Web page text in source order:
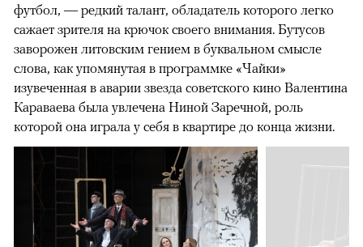
футбол, — редкий талант, обладатель которого легко
сажает зрителя на крючок своего внимания. Бутусов
заворожен литовским гением в буквальном смысле
слова, как упомянутая в программке «Чайки»
изувеченная в аварии звезда советского кино Валентина
Караваева была увлечена Ниной Заречной, роль
которой она играла у себя в квартире до конца жизни.